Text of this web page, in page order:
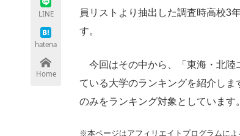
LINE
hatena
Home
員リストより抽出した調査時高校3
す。
今回はその中から、「東海・北陸
ている大学のランキングを紹介し
のみをランキング対象としています
※本ページはアフィリエイトプログラムに